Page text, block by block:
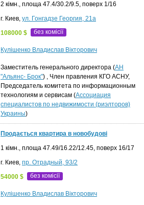
2 кімн., площа 47.4/30.2/9.5, поверх 1/16
г. Киев, ул. Гонгадзе Георгия, 21а
108000 $
без комісії
Кулішенко Владислав Вікторович
Заместитель генерального директора (АН
"Альянс- Брок") , Член правления КГО АСНУ,
Председатель комитета по информационным
технологиям и сервисам (Ассоциация
специалистов по недвижимости (риэлторов)
Украины)
Продається квартира в новобудові
1 кімн., площа 47.49/16.22/12.45, поверх 16/17
г. Киев, пр. Отрадный, 93/2
54000 $
без комісії
Кулішенко Владислав Вікторович